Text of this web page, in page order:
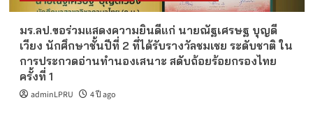
มร.ลป.ขอร่วมแสดงความยินดีแก่ นายณัฐเศรษฐ บุญดี
เวียง นักศึกษาชั้นปีที่ 2 ที่ได้รับรางวัลชมเชย ระดับชาติ ใน
การประกวดอ่านทำนองเสนาะ สดับถ้อยร้อยกรองไทย
ครั้งที่ 1
adminLPRU 4 ปี ago